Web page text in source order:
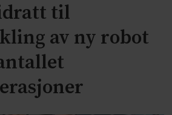
til
av ny robot